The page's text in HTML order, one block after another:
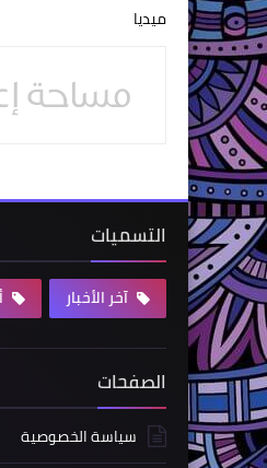
ميديا
التسميات
آخر الأخبار
الصفحات
سياسة الخصوصية